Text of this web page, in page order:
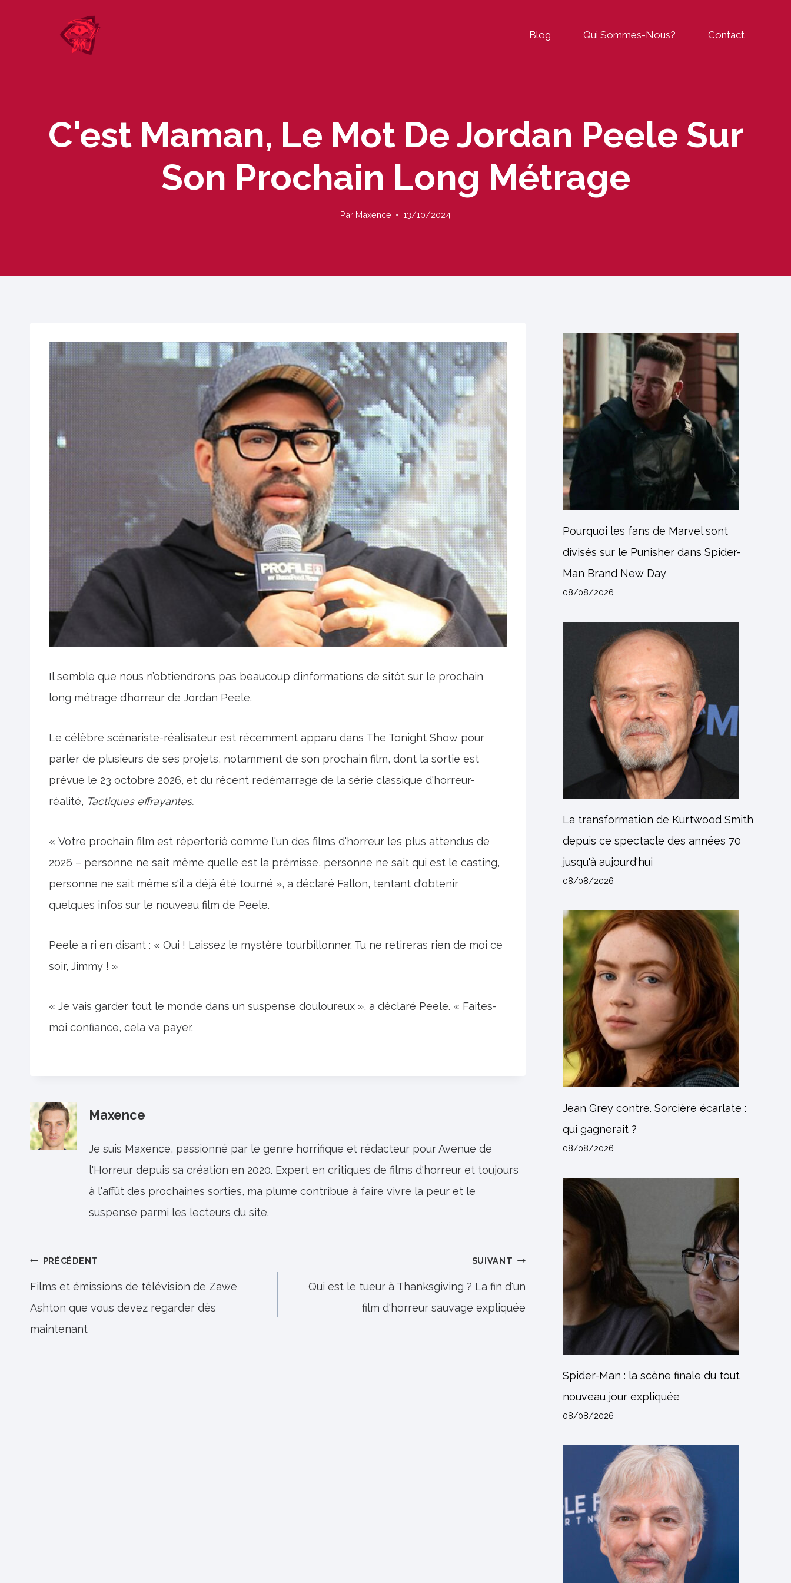
Blog Qui Sommes-Nous? Contact
C'est Maman, Le Mot De Jordan Peele Sur
Son Prochain Long Métrage
Par Maxence 13/10/2024
Il semble que nous n’obtiendrons pas beaucoup d’informations de sitôt sur le prochain
long métrage d’horreur de Jordan Peele.
Le célèbre scénariste-réalisateur est récemment apparu dans The Tonight Show pour
parler de plusieurs de ses projets, notamment de son prochain film, dont la sortie est
prévue le 23 octobre 2026, et du récent redémarrage de la série classique d'horreur-
réalité, Tactiques effrayantes.
« Votre prochain film est répertorié comme l'un des films d'horreur les plus attendus de
2026 – personne ne sait même quelle est la prémisse, personne ne sait qui est le casting,
personne ne sait même s'il a déjà été tourné », a déclaré Fallon, tentant d'obtenir
quelques infos sur le nouveau film de Peele.
Peele a ri en disant : « Oui ! Laissez le mystère tourbillonner. Tu ne retireras rien de moi ce
soir, Jimmy ! »
« Je vais garder tout le monde dans un suspense douloureux », a déclaré Peele. « Faites-
moi confiance, cela va payer.
Maxence
Je suis Maxence, passionné par le genre horrifique et rédacteur pour Avenue de
l'Horreur depuis sa création en 2020. Expert en critiques de films d'horreur et toujours
à l'affût des prochaines sorties, ma plume contribue à faire vivre la peur et le
suspense parmi les lecteurs du site.
Navigation
de
l’article
PRÉCÉDENT
Films et émissions de télévision de Zawe
Ashton que vous devez regarder dès
maintenant
SUIVANT
Qui est le tueur à Thanksgiving ? La fin d'un
film d'horreur sauvage expliquée
Pourquoi les fans de Marvel sont
divisés sur le Punisher dans Spider-
Man Brand New Day
08/08/2026
La transformation de Kurtwood Smith
depuis ce spectacle des années 70
jusqu'à aujourd'hui
08/08/2026
Jean Grey contre. Sorcière écarlate :
qui gagnerait ?
08/08/2026
Spider-Man : la scène finale du tout
nouveau jour expliquée
08/08/2026